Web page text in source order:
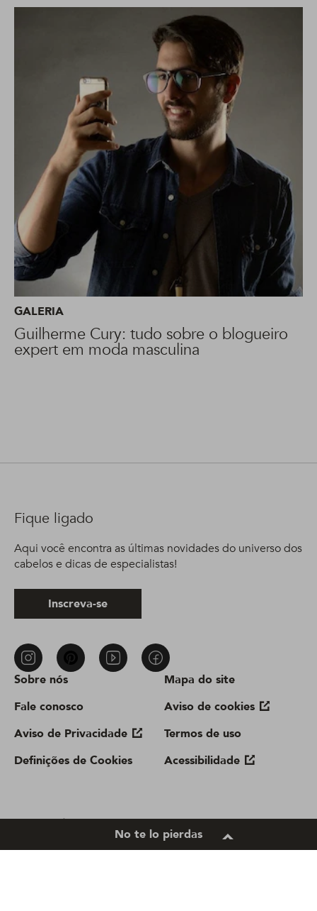
GALERIA
Guilherme Cury: tudo sobre o blogueiro
expert em moda masculina
Sobre nós
Fale conosco
Aviso de Privacidade
Definições de Cookies
Mapa do site
Aviso de cookies
Termos de uso
Acessibilidade
Location
Fique ligado
Aqui você encontra as últimas novidades do universo dos
cabelos e dicas de especialistas!
Inscreva-se
No te lo pierdas